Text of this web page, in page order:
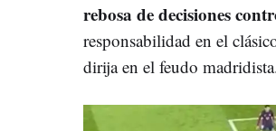
rebosa de decisiones
responsabilidad en el
dirija en el feudo